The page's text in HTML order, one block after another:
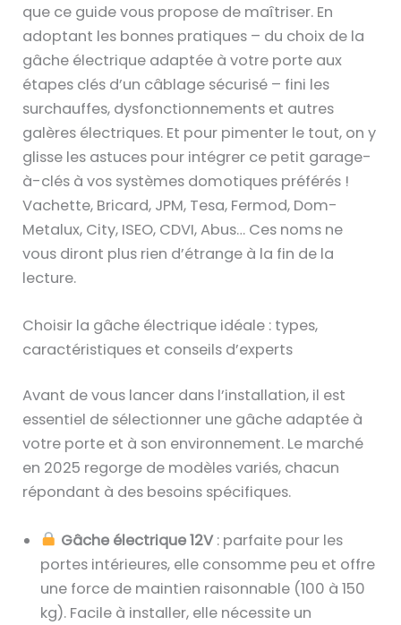
que ce guide vous propose de maîtriser. En
adoptant les bonnes pratiques – du choix de la
gâche électrique adaptée à votre porte aux
étapes clés d’un câblage sécurisé – fini les
surchauffes, dysfonctionnements et autres
galères électriques. Et pour pimenter le tout, on y
glisse les astuces pour intégrer ce petit garage-
à-clés à vos systèmes domotiques préférés !
Vachette, Bricard, JPM, Tesa, Fermod, Dom-
Metalux, City, ISEO, CDVI, Abus… Ces noms ne
vous diront plus rien d’étrange à la fin de la
lecture.
Choisir la gâche électrique idéale : types,
caractéristiques et conseils d’experts
Avant de vous lancer dans l’installation, il est
essentiel de sélectionner une gâche adaptée à
votre porte et à son environnement. Le marché
en 2025 regorge de modèles variés, chacun
répondant à des besoins spécifiques.
Gâche électrique 12V: parfaite pour les
portes intérieures, elle consomme peu et offre
une force de maintien raisonnable (100 à 150
kg). Facile à installer, elle nécessite un